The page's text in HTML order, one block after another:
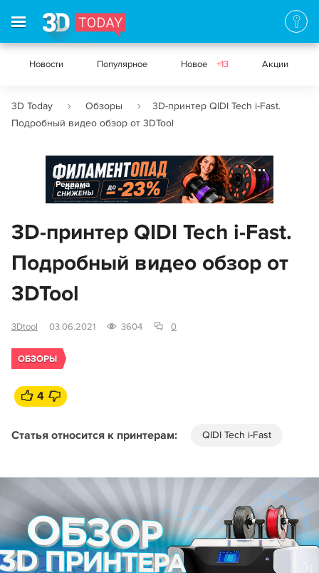
Новости Популярное Новое +13 Акции
3D Today Обзоры
3D-принтер QIDI Tech i-Fast.
Подробный видео обзор от 3DTool
Реклама
3D-принтер QIDI Tech i-Fast.
Подробный видео обзор от
3DTool
3Dtool 03.06.2021 3604 0
ОБЗОРЫ
4
Статья относится к принтерам: QIDI Tech i-Fast